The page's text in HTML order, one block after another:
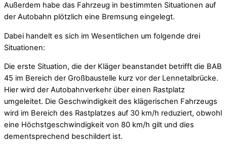
Außerdem habe das Fahrzeug in bestimmten Situationen auf
der Autobahn plötzlich eine Bremsung eingelegt.
Dabei handelt es sich im Wesentlichen um folgende drei
Situationen:
Die erste Situation, die der Kläger beanstandet betrifft die BAB
45 im Bereich der Großbaustelle kurz vor der Lennetalbrücke.
Hier wird der Autobahnverkehr über einen Rastplatz
umgeleitet. Die Geschwindigkeit des klägerischen Fahrzeugs
wird im Bereich des Rastplatzes auf 30 km/h reduziert, obwohl
eine Höchstgeschwindigkeit von 80 km/h gilt und dies
dementsprechend beschildert ist.